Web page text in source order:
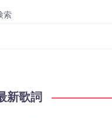
索
新歌詞